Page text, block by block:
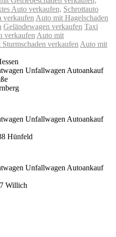
Auto verkaufen, Schrottauto
verkaufen Auto mit Hagelschaden
Geländewagen verkaufen Taxi
verkaufen Auto mit
verkaufen Auto mit
Hünfeld
Willich